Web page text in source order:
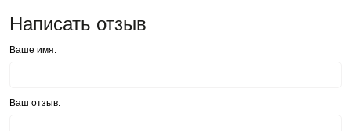
Написать отзыв
Ваше имя:
Ваш отзыв: